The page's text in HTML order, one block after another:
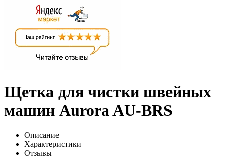
Щетка для чистки швейных
машин Aurora AU-BRS
Описание
Характеристики
Отзывы